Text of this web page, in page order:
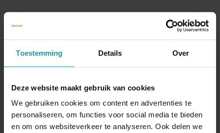
Toestemming Details Over
Deze website maakt gebruik van cookies
We gebruiken cookies om content en advertenties te
personaliseren, om functies voor social media te bieden
en om ons websiteverkeer te analyseren. Ook delen we
Blijf op de hoogte van het financiële nieuws
Schrijf je hieronder in voor onze maandelijkse
mailing.
E-mail adres*